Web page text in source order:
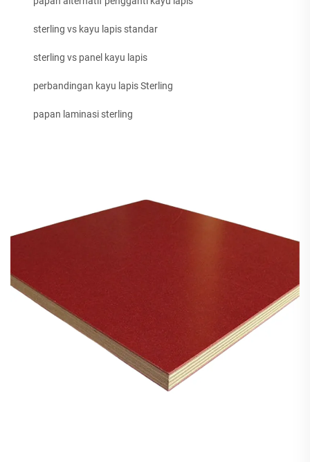
sterling vs kayu lapis standar
sterling vs panel kayu lapis
perbandingan kayu lapis Sterling
papan laminasi sterling